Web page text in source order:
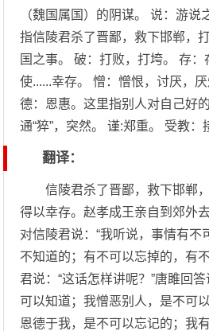
（魏国属国）的阴谋。 说：游说
指信陵君杀了晋鄙，救下邯郸，
国之事。 破：打败，打垮。 存
使......幸存。 憎：憎恨，讨厌，厌
德：恩惠。这里指别人对自己好
通“猝”，突然。 谨:郑重。 受教：
翻译：
信陵君杀了晋鄙，救下邯郸，
得以幸存。赵孝成王亲自到郊外
对信陵君说：“我听说，事情有不
不知道的；有不可以忘掉的，有
君说：“这话怎样讲呢？”唐雎回
可以知道；我憎恶别人，是不可
恩德于我，是不可以忘记的；我